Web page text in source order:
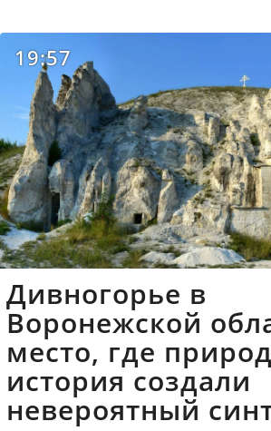
19:57
Дивногорье в
Воронежской
место, где
история создали
невероятный